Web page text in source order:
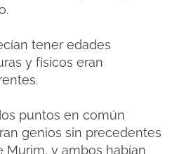
tener edades
y físicos eran
puntos en común
genios sin precedentes
Murim, y ambos habían